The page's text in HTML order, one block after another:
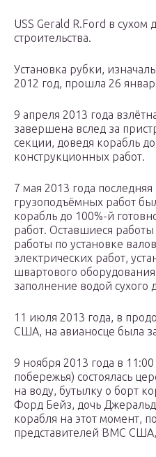
USS Gerald R.Ford в сухом
строительства.
Установка рубки,
2012 год, прошла 26
9 апреля 2013 года
завершена вслед за
секции, доведя корабль
конструкционных работ.
7 мая 2013 года
грузоподъёмных работ
корабль до 100%-й
работ. Оставшиеся
работы по установке
электрических работ,
швартового
заполнение водой сухого
11 июля 2013 года, в
США, на авианосце была
9 ноября 2013 года в
побережья) состоялась
на воду, бутылку о борт
Форд Бейз, дочь
корабля на этот момент,
представителей ВМС США,